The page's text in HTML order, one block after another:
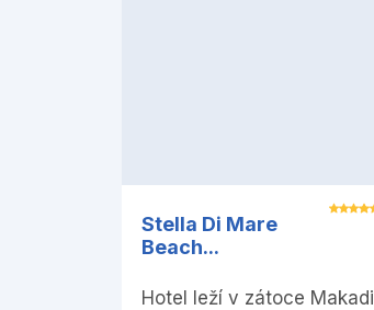
Stella Di Mare
Beach...
Hotel leží v zátoce Makadi